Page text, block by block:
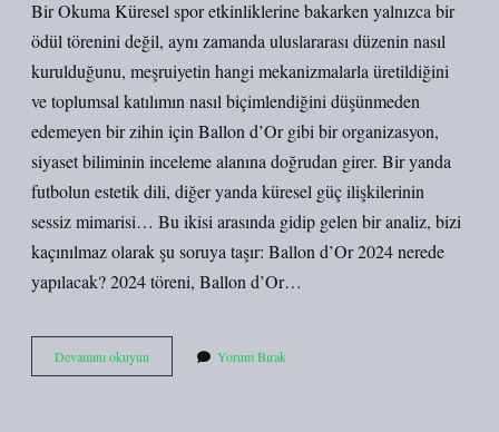
Bir Okuma Küresel spor etkinliklerine bakarken yalnızca bir
ödül törenini değil, aynı zamanda uluslararası düzenin nasıl
kurulduğunu, meşruiyetin hangi mekanizmalarla üretildiğini
ve toplumsal katılımın nasıl biçimlendiğini düşünmeden
edemeyen bir zihin için Ballon d’Or gibi bir organizasyon,
siyaset biliminin inceleme alanına doğrudan girer. Bir yanda
futbolun estetik dili, diğer yanda küresel güç ilişkilerinin
sessiz mimarisi… Bu ikisi arasında gidip gelen bir analiz, bizi
kaçınılmaz olarak şu soruya taşır: Ballon d’Or 2024 nerede
yapılacak? 2024 töreni, Ballon d’Or…
Devamını okuyun
d’Or
Yorum Bırak